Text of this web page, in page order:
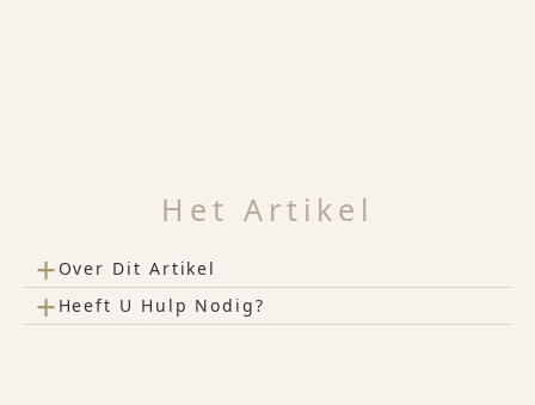
Het Artikel
+ Over Dit Artikel
+ Heeft U Hulp Nodig?